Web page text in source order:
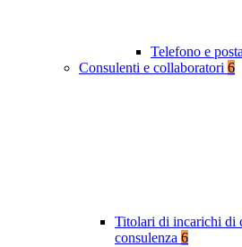
Telefono e
Consulenti e collaboratori 6
Titolari di incarichi di
consulenza 6